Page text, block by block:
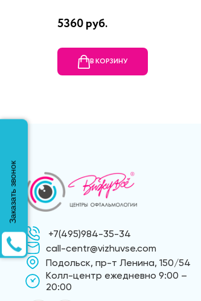
5360 руб.
В КОРЗИНУ
+7(495)984-35-34
call-centr@vizhuvse.com
Подольск, пр-т Ленина, 150/54
Kолл-центр ежедневно 9:00 –
20:00
Заказать звонок